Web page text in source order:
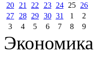
20
21 22 23 24 25
26
27
28 29 30 31 1
2
3
4 5 6 7 8 9
Экономика